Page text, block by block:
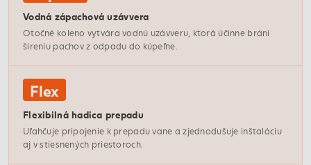
Vodná zápachová uzávvera
Otočné koleno vytvára vodnú uzávveru, ktorá účinne bráni
šíreniu pachov z odpadu do kúpeľne.
Flex
Flexibilná hadica prepadu
Uľahčuje pripojenie k prepadu vane a zjednodušuje inštaláciu
aj v stiesnených priestoroch.